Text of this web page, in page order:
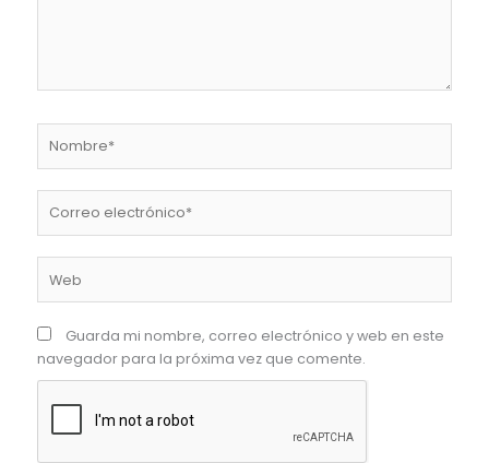
electrónico*
Guarda mi nombre, correo electrónico y web en este
navegador para la próxima vez que comente.